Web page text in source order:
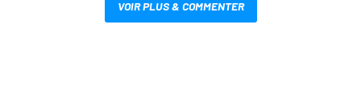
VOIR PLUS & COMMENTER